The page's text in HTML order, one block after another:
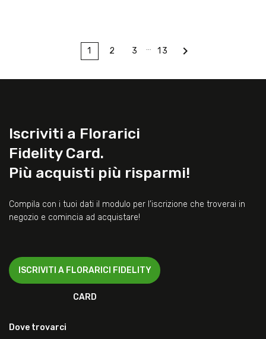
1 2 3 … 13 
Iscriviti a Florarici
Fidelity Card.
Più acquisti più risparmi!
Compila con i tuoi dati il modulo per l’iscrizione che troverai in
negozio e comincia ad acquistare!
ISCRIVITI A FLORARICI FIDELITY
CARD
Dove trovarci